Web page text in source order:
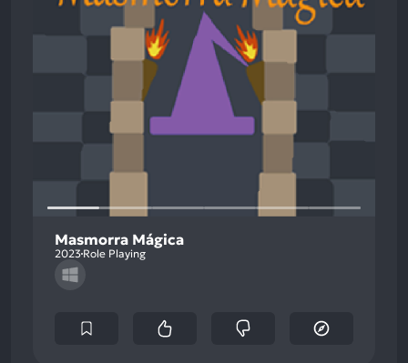
Masmorra Mágica
2023 Role Playing